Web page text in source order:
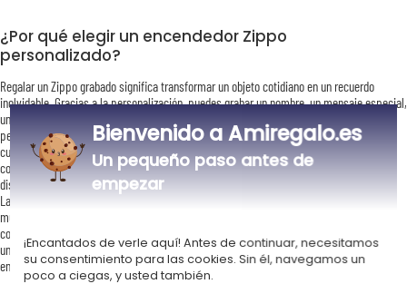
¿Por qué elegir un encendedor Zippo
personalizado?
Regalar un Zippo grabado significa transformar un objeto cotidiano en un recuerdo
inolvidable. Gracias a la personalización, puedes grabar un nombre, un mensaje especial,
una fecha memorable o incluso una foto en este símbolo de autenticidad. Este proceso
permite crear un regalo único, ideal para los momentos importantes de la vida:
cumpleaños, bodas, Día del Padre o incluso como regalo corporativo. Cada Zippo se
convierte así en una verdadera obra personal, que combina estética y emoción, y se
distingue como un obsequio lleno de sinceridad.
La personalización aporta un toque emocional que convierte este encendedor en algo
mucho más que práctico. Se transforma en un recuerdo, un gesto de atención y un
compañero fiel a lo largo de los años. Regalar un Zippo personalizado significa ofrecer
un recuerdo que quedará grabado en el corazón mucho tiempo después de ser
entregado.
Bienvenido a Amiregalo.es
Un pequeño paso antes de
empezar
¡Encantados de verle aquí! Antes de continuar, necesitamos
su consentimiento para las cookies. Sin él, navegamos un
poco a ciegas, y usted también.